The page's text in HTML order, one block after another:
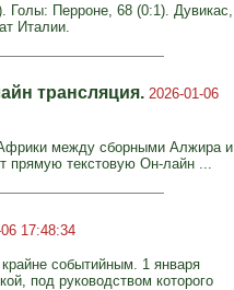
Голы: Перроне, 68 (0:1). Дувикас,
Италии.
трансляция. 2026-01-06
между сборными Алжира и
прямую текстовую Он-лайн ...
17:48:34
событийным. 1 января
под руководством которого